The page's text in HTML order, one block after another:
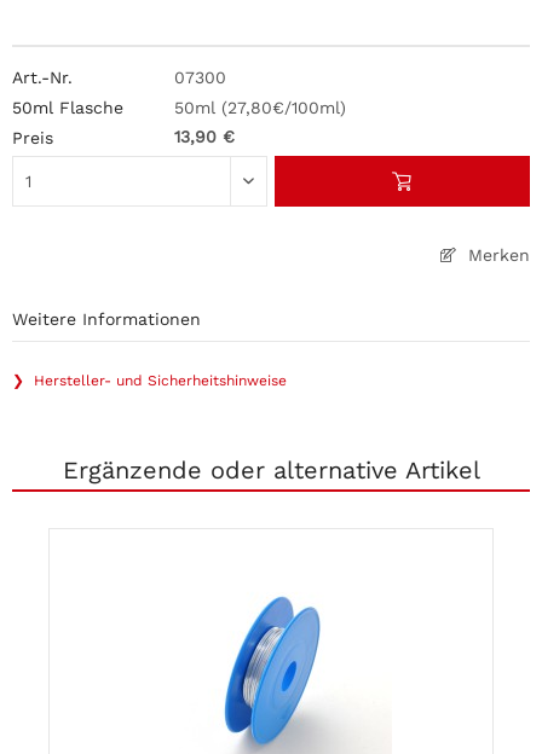
Merken
07300
50ml (27,80€/100ml)
13,90 €
Weitere Informationen
❯ Hersteller- und Sicherheitshinweise
Ergänzende oder alternative Artikel